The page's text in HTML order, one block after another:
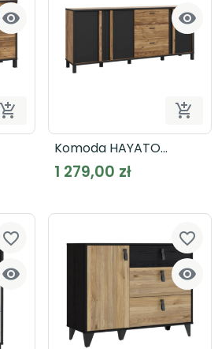


Dodaj do koszyka


Komoda HAYATO
HYTK241L-M215
1 279,00 zł

favorite_border

favorite_border